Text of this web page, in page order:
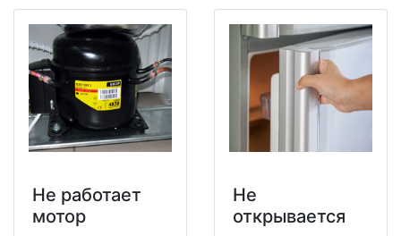
Не работает
мотор
Не
открывается